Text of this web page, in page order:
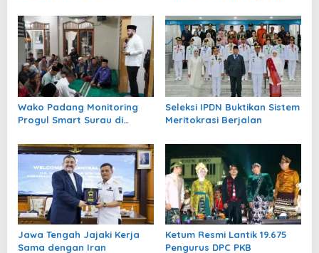
September 2026
Wako Padang Monitoring
Progul Smart Surau di
Seleksi IPDN Buktikan Sistem
Meritokrasi Berjalan
Jawa Tengah Jajaki Kerja
Sama dengan Iran
Ketum Resmi Lantik 19.675
Pengurus DPC PKB